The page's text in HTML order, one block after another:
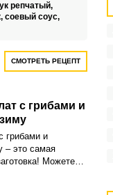
репчатый,
соевый соус,
СМОТРЕТЬ РЕЦЕПТ
с грибами и
грибами и
– это самая
Можете